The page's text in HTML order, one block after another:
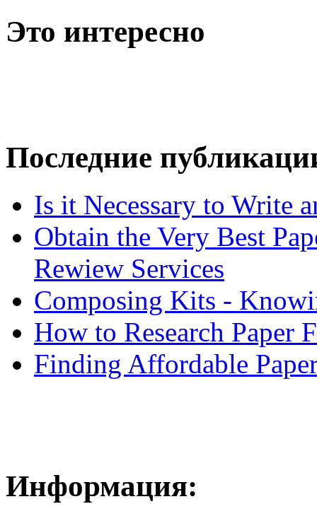
Это интересно
Последние
Is it Necessary to Write
Obtain the Very Best
Rewiew Services
Composing Kits -
How to Research Paper
Finding Affordable
Информация: